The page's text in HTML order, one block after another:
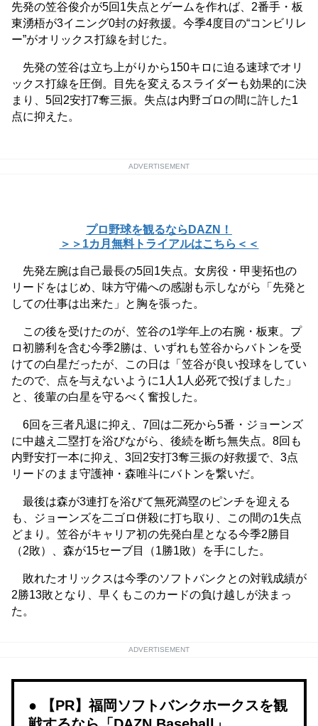
先発の笠谷俊介が5回1失点とゲームを作れば、2番手・板
東湧梧が3イニング0封の好救援。今季4度目の“コンビリレ
ー”がオリックス打線を封じた。
先発の笠谷は立ち上がりから150キロに迫る速球でオリ
ックス打線を圧倒。目先を変えるスライダーも効果的に決
まり、5回2安打7奪三振。失点は内野ゴロの間に許した1
点に抑えた。
ADVERTISEMENT
プロ野球を観るならDAZN！
＞＞1カ月無料トライアルはこちら＜＜
先発左腕は自己最長の5回1失点。女房役・甲斐拓也の
リードをはじめ、味方守備への感謝も示しながら「先発と
しての仕事は出来た」と胸を張った。
この後を受けたのが、笠谷の1学年上の右腕・板東。プ
ロ初勝利を含む今季2勝は、いずれも笠谷からバトンを受
けての白星だったが、この日は「笠谷が良い投球をしてい
たので、点を与えないように1人1人必死で投げました」
と、後輩の白星を守るべく奮投した。
6回を三者凡退に抑え、7回は二死から5番・ジョーンズ
に中越え二塁打を浴びながら、後続を断ち無失点。8回も
内野安打一本に抑え、3回2安打3奪三振の好救援で、3点
リードのまま守護神・森唯斗にバトンを繋いだ。
最後は森が3連打を浴びて無死満塁のピンチを迎える
も、ジョーンズを二ゴロ併殺に打ち取り、この間の1失点
どまり。笠谷がキャリア初の先発白星となる今季2勝目
（2敗）、森が15セーブ目（1勝1敗）を手にした。
敗れたオリックスは今季のソフトバンクとの対戦成績が
2勝13敗となり、早くもこのカードの負け越しが決まっ
た。
ADVERTISEMENT
【PR】福岡ソフトバンクホークスを観